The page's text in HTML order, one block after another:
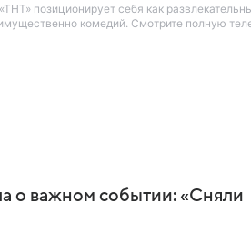
позиционирует себя как
комедий. Смотрите полную
о важном событии: «Сняли